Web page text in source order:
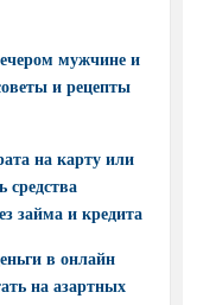
мужчине и
и рецепты
на карту или
займа и кредита
в онлайн
на азартных